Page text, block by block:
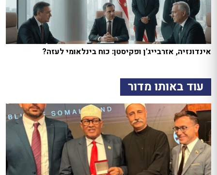
אינדונזיה, אזרבייג'ן ופקיסטן: כוח בינלאומי לעזה?
עוד באותו מדור